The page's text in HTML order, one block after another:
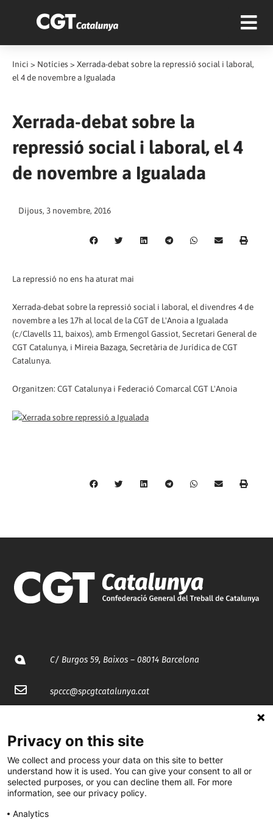
Inici > Notícies > Xerrada-debat sobre la repressió social i laboral,
el 4 de novembre a Igualada
Xerrada-debat sobre la
repressió social i laboral, el 4
de novembre a Igualada
Dijous, 3 novembre, 2016
La repressió no ens ha aturat mai
Xerrada-debat sobre la repressió social i laboral, el divendres 4 de
novembre a les 17h al local de la CGT de L'Anoia a Igualada
(c/Clavells 11, baixos), amb Ermengol Gassiot, Secretari General de
CGT Catalunya, i Mireia Bazaga, Secretària de Jurídica de CGT
Catalunya.
Organitzen: CGT Catalunya i Federació Comarcal CGT L'Anoia
C/ Burgos 59, Baixos – 08014 Barcelona
spccc@spcgtcatalunya.cat
@CGTCatalunya
cgtcatalunya
Privacy on this site
We collect and process your data on this site to better
understand how it is used. You can give your consent to all or
selected purposes, or you can decline them all. For more
information, see our privacy policy.
Analytics